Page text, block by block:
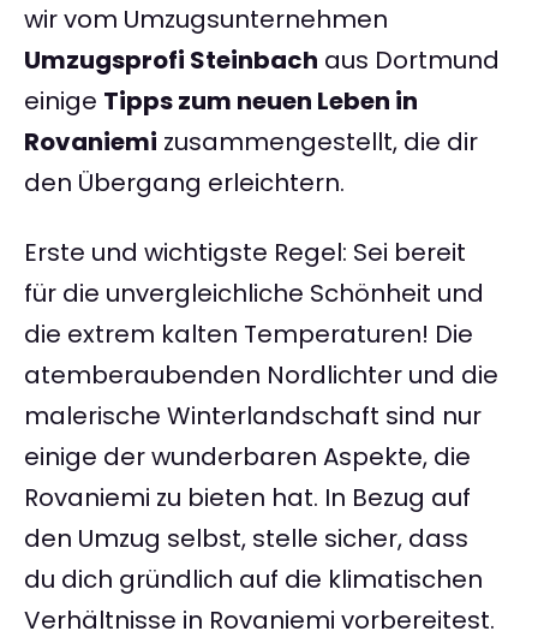
wir vom Umzugsunternehmen
Umzugsprofi Steinbach aus Dortmund
einige Tipps zum neuen Leben in
Rovaniemi zusammengestellt, die dir
den Übergang erleichtern.
Erste und wichtigste Regel: Sei bereit
für die unvergleichliche Schönheit und
die extrem kalten Temperaturen! Die
atemberaubenden Nordlichter und die
malerische Winterlandschaft sind nur
einige der wunderbaren Aspekte, die
Rovaniemi zu bieten hat. In Bezug auf
den Umzug selbst, stelle sicher, dass
du dich gründlich auf die klimatischen
Verhältnisse in Rovaniemi vorbereitest.